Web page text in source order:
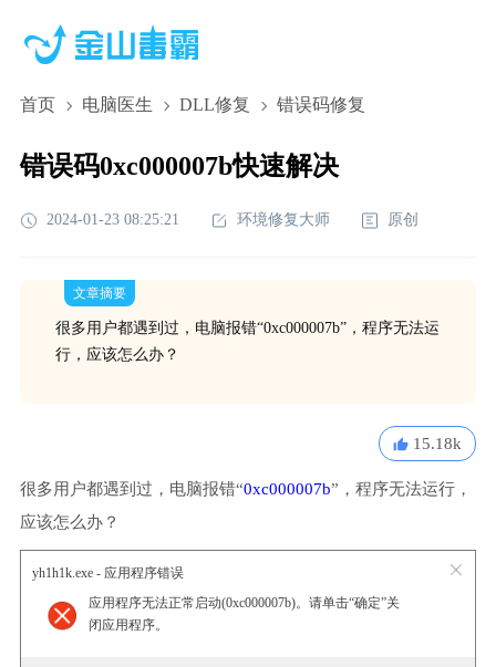
首页 电脑医生 DLL修复 错误码修复
错误码0xc000007b快速解决
2024-01-23 08:25:21 环境修复大师 原创
文章摘要
很多用户都遇到过，电脑报错“0xc000007b”，程序无法运
行，应该怎么办？
15.18k
很多用户都遇到过，电脑报错“0xc000007b”，程序无法运行，
应该怎么办？
yh1h1k.exe - 应用程序错误
应用程序无法正常启动(0xc000007b)。请单击“确定”关
闭应用程序。